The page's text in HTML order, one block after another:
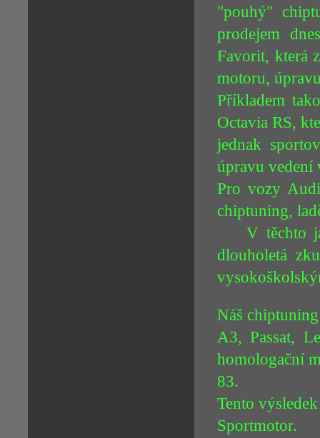
"pouhý"
prodejem
Favorit, která
motoru,
Příkladem
Octavia RS,
jednak
úpravu vedení
Pro vozy
chiptuning,
V těchto
dlouholetá
Náš
A3, Passat,
homologační
83.
Tento
Sportmotor.